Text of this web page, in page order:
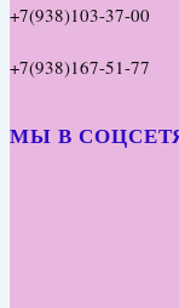
+7(938)103-37-00
+7(938)167-51-77
МЫ В